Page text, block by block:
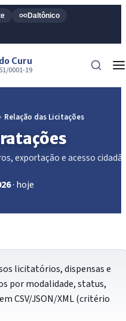
Daltônico
Curu
0001-19
Relação das Licitações
exportação e acesso
· hoje
licitatórios, dispensas e
por modalidade, status,
CSV/JSON/XML (critério